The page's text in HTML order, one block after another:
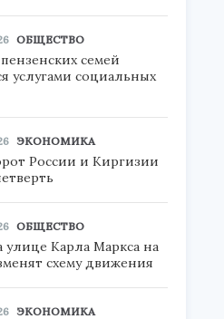
ОБЩЕСТВО
семей
услугами социальных
ЭКОНОМИКА
России и Киргизии
ОБЩЕСТВО
улице Карла Маркса на
схему движения
ЭКОНОМИКА